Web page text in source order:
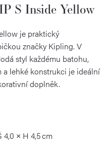
S Inside Yellow
je praktický
značky Kipling. V
styl každému batohu,
a lehké konstrukci je ideální
doplněk.
4,0 × H 4,5 cm